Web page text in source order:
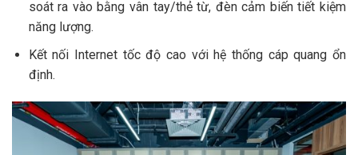
soát ra vào bằng vân tay/thẻ từ, đèn cảm biến tiết kiệm
năng lượng.
Kết nối Internet tốc độ cao với hệ thống cáp quang ổn
định.